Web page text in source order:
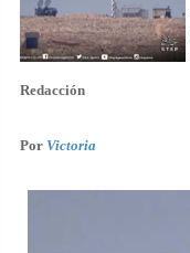
Redacción
Por Victoria